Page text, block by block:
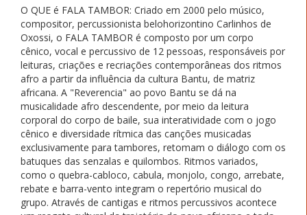
O QUE é FALA TAMBOR: Criado em 2000 pelo músico,
compositor, percussionista belohorizontino Carlinhos de
Oxossi, o FALA TAMBOR é composto por um corpo
cênico, vocal e percussivo de 12 pessoas, responsáveis por
leituras, criações e recriações contemporâneas dos ritmos
afro a partir da influência da cultura Bantu, de matriz
africana. A "Reverencia" ao povo Bantu se dá na
musicalidade afro descendente, por meio da leitura
corporal do corpo de baile, sua interatividade com o jogo
cênico e diversidade rítmica das canções musicadas
exclusivamente para tambores, retomam o diálogo com os
batuques das senzalas e quilombos. Ritmos variados,
como o quebra-cabloco, cabula, monjolo, congo, arrebate,
rebate e barra-vento integram o repertório musical do
grupo. Através de cantigas e ritmos percussivos acontece